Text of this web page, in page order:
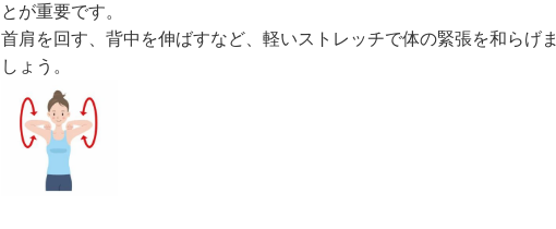
とが重要です。
首肩を回す、背中を伸ばすなど、軽いストレッチで体の緊張を和らげま
しょう。